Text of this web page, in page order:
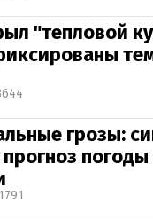
"тепловой
грозы:
1791